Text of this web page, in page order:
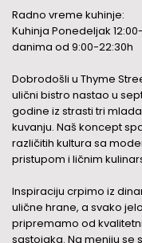
Radno vreme kuhinje:
Kuhinja Ponedeljak
danima od 9:00-22:30h
Dobrodošli u Thyme
ulični bistro nastao u
godine iz strasti tri
kuvanju. Naš koncept
različitih kultura sa
pristupom i ličnim
Inspiraciju crpimo iz
ulične hrane, a svako
pripremamo od
sastojaka. Na meniju se